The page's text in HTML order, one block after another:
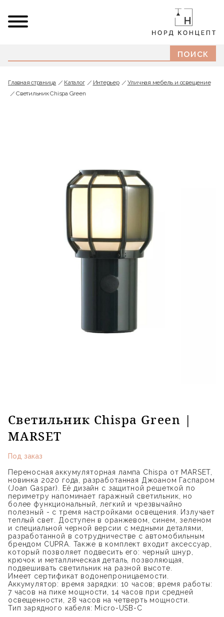
Главная страница Каталог Интерьер
Уличная мебель и освещение
Светильник Chispa Green
Светильник Chispa Green |
MARSET
Под заказ
Переносная аккумуляторная лампа Chispa от MARSET,
новинка 2020 года, разработанная Джоаном Гаспаром
(Joan Gaspar). Её дизайн с защитной решеткой по
периметру напоминает гаражный светильник, но
более функциональный, легкий и чрезвычайно
полезный - с тремя настройками освещения. Излучает
теплый свет. Доступен в оранжевом, синем, зеленом
и специальной черной версии с медными деталями,
разработанной в сотрудничестве с автомобильным
брендом CUPRA. Также в комплект входит аксессуар,
который позволяет подвесить его: черный шнур,
крючок и металлическая деталь, позволяющая,
подвешивать светильник на разной высоте.
Имеет сертификат водонепроницаемости.
Аккумулятор: время зарядки: 10 часов; время работы:
7 часов на пике мощности, 14 часов при средней
освещенности, 28 часов на четверть мощности.
Тип зарядного кабеля: Micro-USB-C